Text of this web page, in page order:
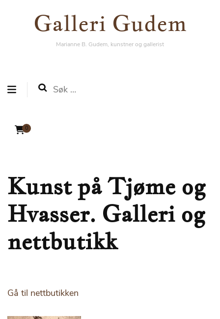
Søk
Galleri Gudem
Marianne B. Gudem, kunstner og gallerist
0
Galleri Gudem
Marianne B. Gudem, kunstner og gallerist
Kunst på Tjøme og
Hvasser. Galleri og
nettbutikk
Gå til nettbutikken